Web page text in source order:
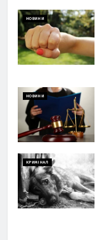
НОВИНИ
НОВИНИ
КРИМІНАЛ